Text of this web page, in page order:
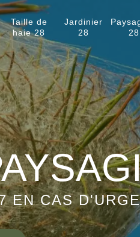
Taille de
haie 28
Jardinier
28
28
EN CAS